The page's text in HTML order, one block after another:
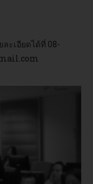
ะเอียดได้ที่ 08-